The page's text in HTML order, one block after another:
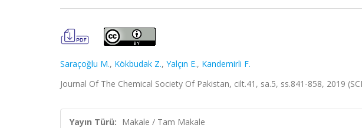
Saraçoğlu M., Kökbudak Z., Yalçın E., Kandemirli F.
Journal Of The Chemical Society Of Pakistan, cilt.41, sa.5, ss.841-858, 2019
Yayın Türü: Makale / Tam Makale